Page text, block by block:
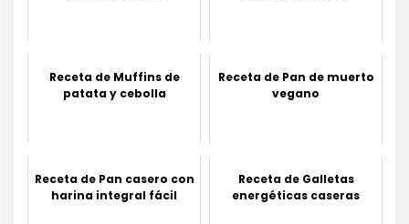
Receta de Muffins de
patata y cebolla
Receta de Pan de muerto
vegano
Receta de Pan casero con
harina integral fácil
Receta de Galletas
energéticas caseras